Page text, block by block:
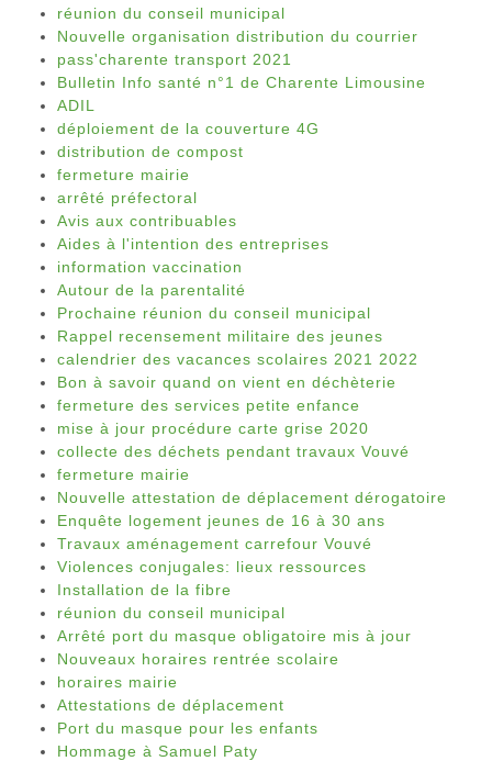
réunion du conseil municipal
Nouvelle organisation distribution du courrier
pass'charente transport 2021
Bulletin Info santé n°1 de Charente Limousine
ADIL
déploiement de la couverture 4G
distribution de compost
fermeture mairie
arrêté préfectoral
Avis aux contribuables
Aides à l'intention des entreprises
information vaccination
Autour de la parentalité
Prochaine réunion du conseil municipal
Rappel recensement militaire des jeunes
calendrier des vacances scolaires 2021 2022
Bon à savoir quand on vient en déchèterie
fermeture des services petite enfance
mise à jour procédure carte grise 2020
collecte des déchets pendant travaux Vouvé
fermeture mairie
Nouvelle attestation de déplacement dérogatoire
Enquête logement jeunes de 16 à 30 ans
Travaux aménagement carrefour Vouvé
Violences conjugales: lieux ressources
Installation de la fibre
réunion du conseil municipal
Arrêté port du masque obligatoire mis à jour
Nouveaux horaires rentrée scolaire
horaires mairie
Attestations de déplacement
Port du masque pour les enfants
Hommage à Samuel Paty